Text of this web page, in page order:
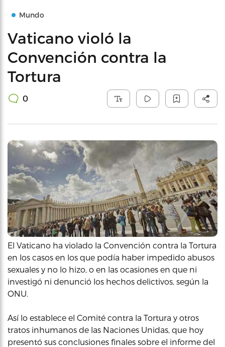
Mundo
Vaticano violó la
Convención contra la
Tortura
0
El Vaticano ha violado la Convención contra la Tortura
en los casos en los que podía haber impedido abusos
sexuales y no lo hizo, o en las ocasiones en que ni
investigó ni denunció los hechos delictivos, según la
ONU.
Así lo establece el Comité contra la Tortura y otros
tratos inhumanos de las Naciones Unidas, que hoy
presentó sus conclusiones finales sobre el informe del